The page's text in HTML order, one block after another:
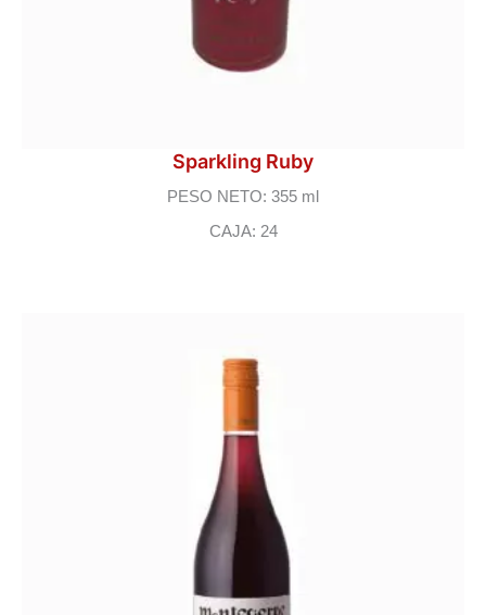
Sparkling Ruby
PESO NETO: 355 ml
CAJA: 24